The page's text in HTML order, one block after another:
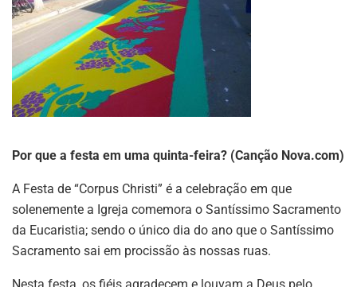
Por que a festa em uma quinta-feira? (Canção Nova.com)
A Festa de “Corpus Christi” é a celebração em que
solenemente a Igreja comemora o Santíssimo Sacramento
da Eucaristia; sendo o único dia do ano que o Santíssimo
Sacramento sai em procissão às nossas ruas.